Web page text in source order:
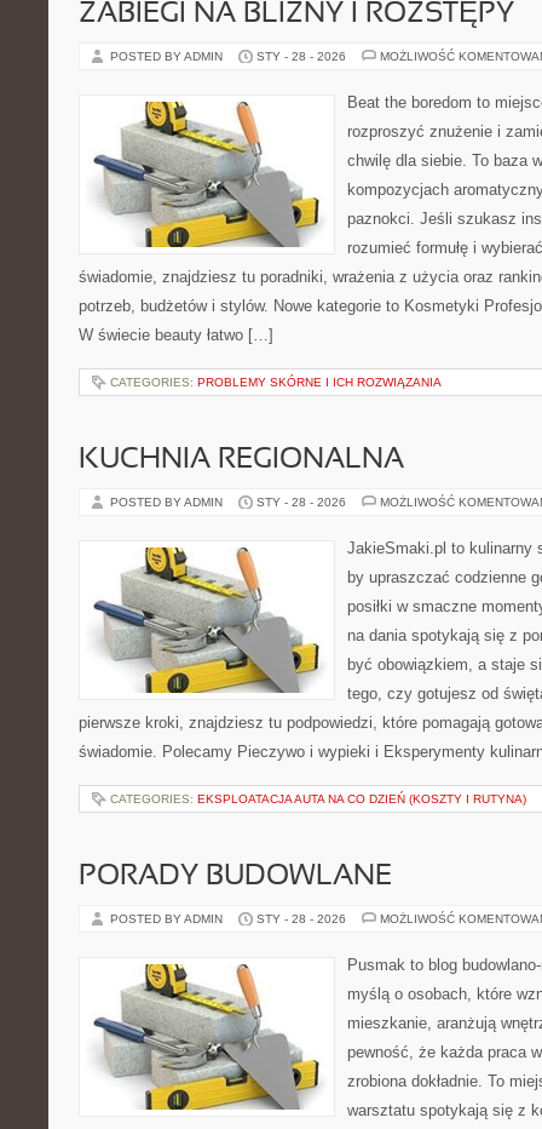
ZABIEGI NA BLIZNY I ROZSTĘPY
POSTED BY ADMIN STY - 28 - 2026 MOŻLIWOŚĆ
Beat the boredom to
rozproszyć znużenie i
chwilę dla siebie. To baza
kompozycjach
paznokci. Jeśli szukasz
rozumieć formułę i
świadomie, znajdziesz tu poradniki, wrażenia z użycia oraz
potrzeb, budżetów i stylów. Nowe kategorie to Kosmetyki
W świecie beauty łatwo […]
CATEGORIES: PROBLEMY SKÓRNE I ICH ROZWIĄZANIA
KUCHNIA REGIONALNA
POSTED BY ADMIN STY - 28 - 2026 MOŻLIWOŚĆ
JakieSmaki.pl to kulinarny
by upraszczać codzienne
posiłki w smaczne
na dania spotykają się z
być obowiązkiem, a staje
tego, czy gotujesz od
pierwsze kroki, znajdziesz tu podpowiedzi, które pomagają
świadomie. Polecamy Pieczywo i wypieki i Eksperymenty
CATEGORIES: EKSPLOATACJA AUTA NA CO DZIEŃ (KOSZTY I RUTYNA)
PORADY BUDOWLANE
POSTED BY ADMIN STY - 28 - 2026 MOŻLIWOŚĆ
Pusmak to blog
myślą o osobach, które
mieszkanie, aranżują
pewność, że każda praca
zrobiona dokładnie. To
warsztatu spotykają się z